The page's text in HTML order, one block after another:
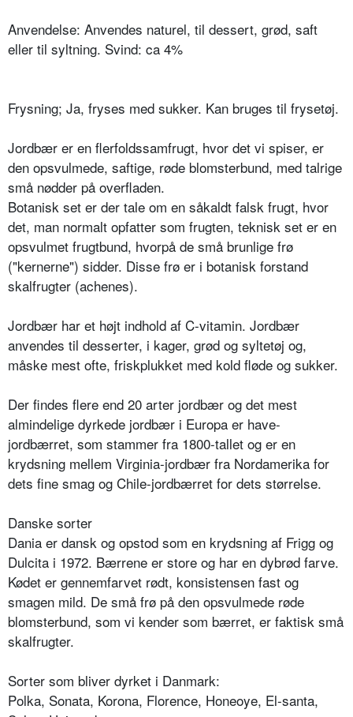
Anvendelse: Anvendes naturel, til dessert, grød, saft
eller til syltning. Svind: ca 4%
Frysning; Ja, fryses med sukker. Kan bruges til frysetøj.
Jordbær er en flerfoldssamfrugt, hvor det vi spiser, er
den opsvulmede, saftige, røde blomsterbund, med talrige
små nødder på overfladen.
Botanisk set er der tale om en såkaldt falsk frugt, hvor
det, man normalt opfatter som frugten, teknisk set er en
opsvulmet frugtbund, hvorpå de små brunlige frø
("kernerne") sidder. Disse frø er i botanisk forstand
skalfrugter (achenes).
Jordbær har et højt indhold af C-vitamin. Jordbær
anvendes til desserter, i kager, grød og syltetøj og,
måske mest ofte, friskplukket med kold fløde og sukker.
Der findes flere end 20 arter jordbær og det mest
almindelige dyrkede jordbær i Europa er have-
jordbærret, som stammer fra 1800-tallet og er en
krydsning mellem Virginia-jordbær fra Nordamerika for
dets fine smag og Chile-jordbærret for dets størrelse.
Danske sorter
Dania er dansk og opstod som en krydsning af Frigg og
Dulcita i 1972. Bærrene er store og har en dybrød farve.
Kødet er gennemfarvet rødt, konsistensen fast og
smagen mild. De små frø på den opsvulmede røde
blomsterbund, som vi kender som bærret, er faktisk små
skalfrugter.
Sorter som bliver dyrket i Danmark:
Polka, Sonata, Korona, Florence, Honeoye, El-santa,